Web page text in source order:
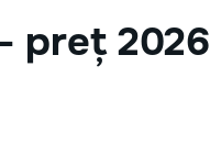
preț 2026